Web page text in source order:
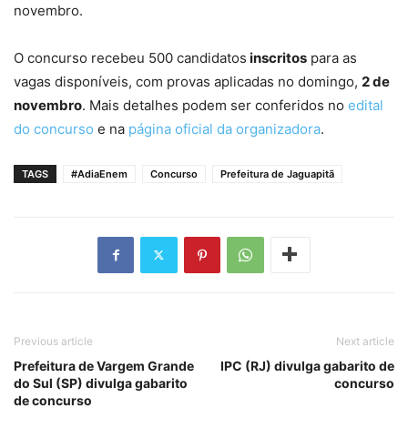
novembro.
O concurso recebeu 500 candidatos inscritos para as
vagas disponíveis, com provas aplicadas no domingo, 2 de
novembro. Mais detalhes podem ser conferidos no edital
do concurso e na página oficial da organizadora.
TAGS #AdiaEnem Concurso Prefeitura de Jaguapitã
Previous article
Prefeitura de Vargem Grande
do Sul (SP) divulga gabarito
de concurso
Next article
IPC (RJ) divulga gabarito de
concurso